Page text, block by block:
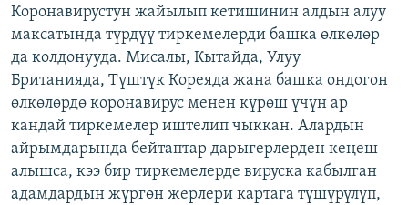
Коронавирустун жайылып кетишинин алдын алуу
максатында түрдүү тиркемелерди башка өлкөлөр
да колдонууда. Мисалы, Кытайда, Улуу
Британияда, Түштүк Кореяда жана башка ондогон
өлкөлөрдө коронавирус менен күрөш үчүн ар
кандай тиркемелер иштелип чыккан. Алардын
айрымдарында бейтаптар дарыгерлерден кеңеш
алышса, кээ бир тиркемелерде вируска кабылган
адамдардын жүргөн жерлери картага түшүрүлүп,